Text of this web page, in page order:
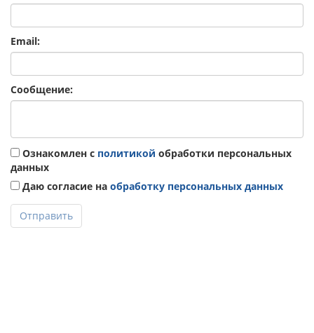
Email:
Сообщение:
Ознакомлен с политикой обработки персональных
данных
Даю согласие на обработку персональных данных
Отправить